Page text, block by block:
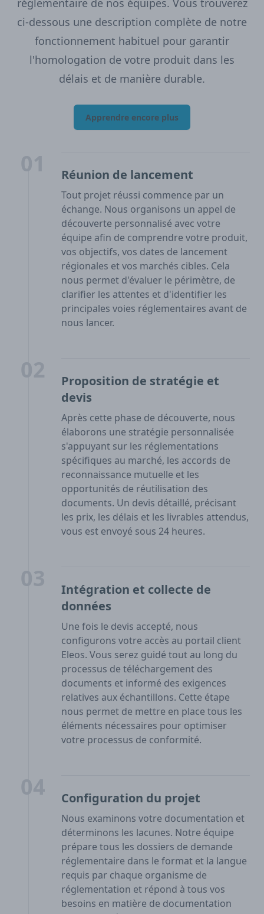
réglementaire de nos équipes. Vous trouverez
ci-dessous une description complète de notre
fonctionnement habituel pour garantir
l'homologation de votre produit dans les
délais et de manière durable.
Apprendre encore plus
Réunion de lancement
Tout projet réussi commence par un
échange. Nous organisons un appel de
découverte personnalisé avec votre
équipe afin de comprendre votre produit,
vos objectifs, vos dates de lancement
régionales et vos marchés cibles. Cela
nous permet d'évaluer le périmètre, de
clarifier les attentes et d'identifier les
principales voies réglementaires avant de
nous lancer.
Proposition de stratégie et
devis
Après cette phase de découverte, nous
élaborons une stratégie personnalisée
s'appuyant sur les réglementations
spécifiques au marché, les accords de
reconnaissance mutuelle et les
opportunités de réutilisation des
documents. Un devis détaillé, précisant
les prix, les délais et les livrables attendus,
vous est envoyé sous 24 heures.
Intégration et collecte de
données
Une fois le devis accepté, nous
configurons votre accès au portail client
Eleos. Vous serez guidé tout au long du
processus de téléchargement des
documents et informé des exigences
relatives aux échantillons. Cette étape
nous permet de mettre en place tous les
éléments nécessaires pour optimiser
votre processus de conformité.
Configuration du projet
Nous examinons votre documentation et
déterminons les lacunes. Notre équipe
prépare tous les dossiers de demande
réglementaire dans le format et la langue
requis par chaque organisme de
réglementation et répond à tous vos
besoins en matière de documentation